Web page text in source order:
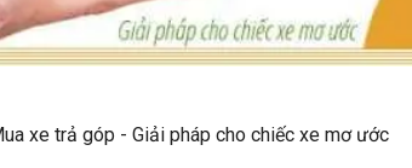
xe trả góp - Giải pháp cho chiếc xe mơ ước